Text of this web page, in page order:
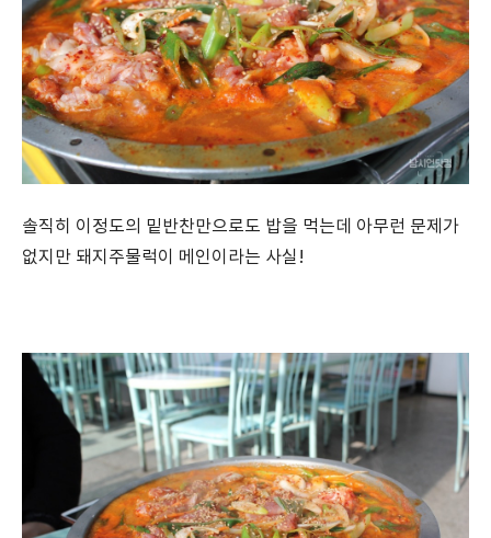
솔직히 이정도의 밑반찬만으로도 밥을 먹는데 아무런 문제가
없지만 돼지주물럭이 메인이라는 사실!